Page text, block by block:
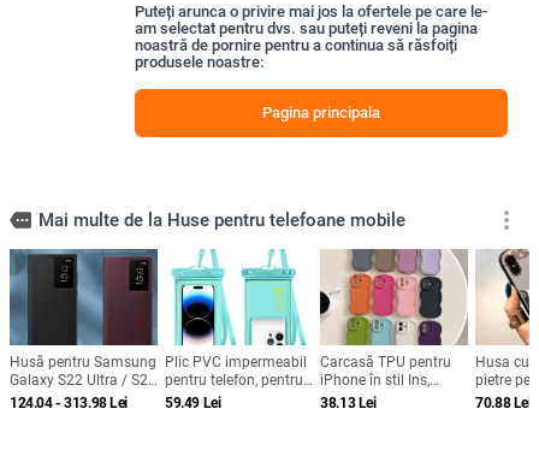
Puteți arunca o privire mai jos la ofertele pe care le-
am selectat pentru dvs. sau puteți reveni la pagina
noastră de pornire pentru a continua să răsfoiți
produsele noastre:
Pagina principala
more Mai multe de la Huse pentru telefoane mobile
Husă pentru Samsung
Galaxy S22 Ultra / S22
Plus / S22 cu fereastră
124.04 - 313.98Lei
Plic PVC impermeabil
pentru telefon, pentru
înot și scufundări,
59.49 Lei
Carcasă TPU pentru
iPhone în stil Ins,
design minimalist de
38.13Lei
Husa cu
pietre
si iPhone
70.88Lei
more_vert